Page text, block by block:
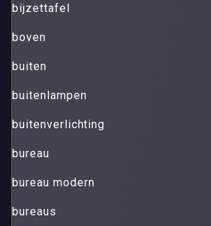
bijzettafel
boven
buiten
buitenlampen
buitenverlichting
bureau
bureau modern
bureaus